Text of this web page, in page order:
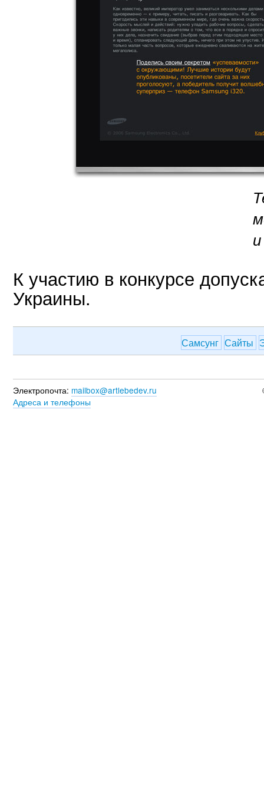
К участию в конкурсе
Украины.
Самсунг Сайты
Электропочта: mailbox@artlebedev.ru
Адреса и телефоны